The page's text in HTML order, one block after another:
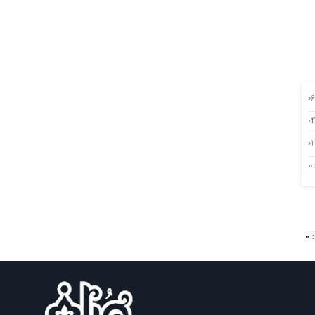
06 آگوست 2026
04 آگوست 2026
01 آگوست 2026
30 جولای 2026